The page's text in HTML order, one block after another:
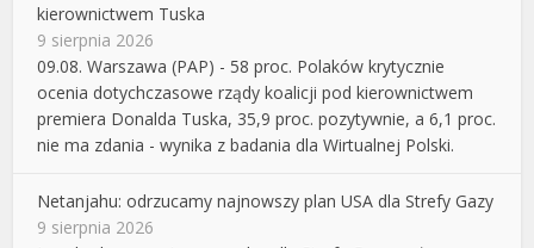
kierownictwem Tuska
9 sierpnia 2026
09.08. Warszawa (PAP) - 58 proc. Polaków krytycznie
ocenia dotychczasowe rządy koalicji pod kierownictwem
premiera Donalda Tuska, 35,9 proc. pozytywnie, a 6,1 proc.
nie ma zdania - wynika z badania dla Wirtualnej Polski.
Netanjahu: odrzucamy najnowszy plan USA dla Strefy Gazy
9 sierpnia 2026